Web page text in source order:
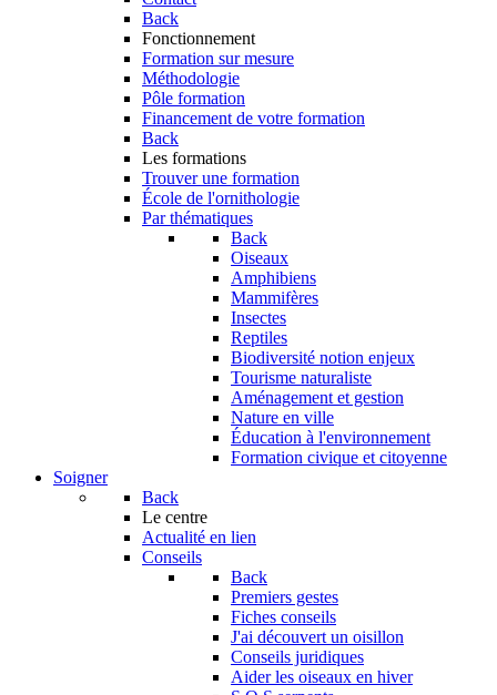
Back
Fonctionnement
Formation sur mesure
Méthodologie
Pôle formation
Financement de votre formation
Back
Les formations
Trouver une formation
École de l'ornithologie
Par thématiques
Back
Oiseaux
Amphibiens
Mammifères
Insectes
Reptiles
Biodiversité notion enjeux
Tourisme naturaliste
Aménagement et gestion
Nature en ville
Éducation à l'environnement
Formation civique et citoyenne
Soigner
Back
Le centre
Actualité en lien
Conseils
Back
Premiers gestes
Fiches conseils
J'ai découvert un oisillon
Conseils juridiques
Aider les oiseaux en hiver